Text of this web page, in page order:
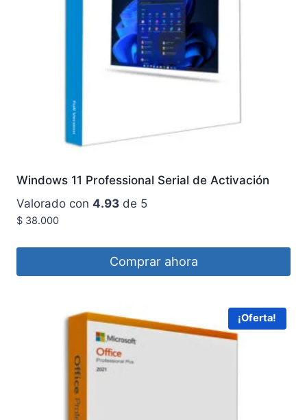
Windows 11 Professional Serial de Activación
Valorado con 4.93 de 5
$ 38.000
Comprar ahora
¡Oferta!